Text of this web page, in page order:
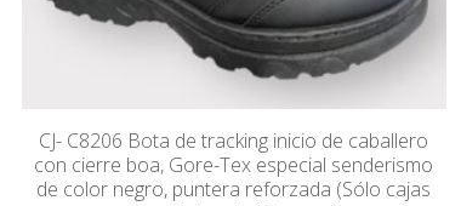
CJ- C8206 Bota de tracking inicio de caballero
con cierre boa, Gore-Tex especial senderismo
de color negro, puntera reforzada (Sólo cajas